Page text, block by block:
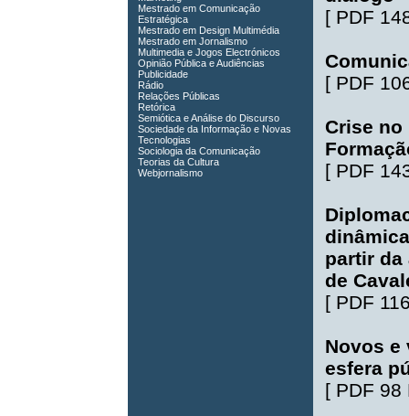
Mestrado em Comunicação
Estratégica
Mestrado em Design Multimédia
Mestrado em Jornalismo
Multimedia e Jogos Electrónicos
Opinião Pública e Audiências
Publicidade
Rádio
Relações Públicas
Retórica
Semiótica e Análise do Discurso
Sociedade da Informação e Novas
Tecnologias
Sociologia da Comunicação
Teorias da Cultura
Webjornalismo
[ PDF
[ PDF
Crise no
[ PDF
partir da
de
[ PDF
Novos e
esfera
[ PDF 98